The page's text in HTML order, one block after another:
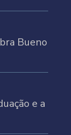
Bueno
e a